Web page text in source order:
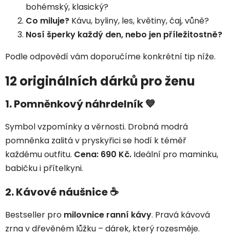
bohémský, klasický?
Co miluje? Kávu, byliny, les, květiny, čaj, vůně?
Nosí šperky každý den, nebo jen příležitostně?
Podle odpovědí vám doporučíme konkrétní tip níže.
12 originálních dárků pro ženu
1. Pomněnkový náhrdelník 💙
Symbol vzpomínky a věrnosti. Drobná modrá
pomněnka zalitá v pryskyřici se hodí k téměř
každému outfitu. Cena: 690 Kč. Ideální pro maminku,
babičku i přítelkyni.
2. Kávové náušnice ☕
Bestseller pro milovnice ranní kávy. Pravá kávová
zrna v dřevěném lůžku – dárek, který rozesměje.